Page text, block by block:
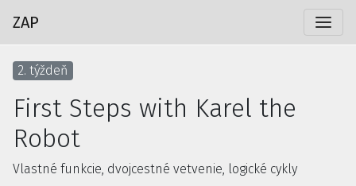
ZAP
2. týždeň
First Steps with Karel the
Robot
Vlastné funkcie, dvojcestné vetvenie, logické cykly